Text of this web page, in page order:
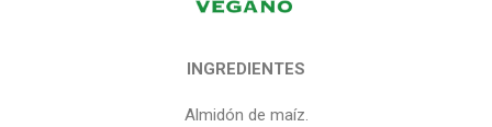
INGREDIENTES
Almidón de maíz.